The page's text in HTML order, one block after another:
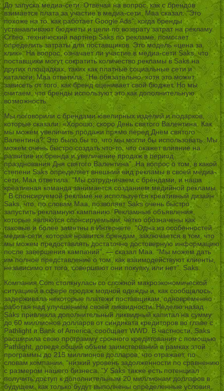
До запуска медиа-сети. Отвечая на вопрос, как с брендов
взимается плата за участие в медиа-сети, Маа сказал: “Это
похоже на то, как работает Google Ads”, когда бренды
устанавливают бюджеты и цели по возврату затрат на рекламу.
Criteo, технический партнер Saks по рекламе, помогает
определить затраты для поставщиков. Это модель «цена за
клик». На вопрос, означает ли участие в медиа-сети Saks, что
поставщики могут сократить количество рекламы в Saks на
других площадках, таких как платные социальные сети и
каталоги, Maa ответила: “Не обязательно, хотя это может
зависеть от того, как бренд оценивает свой бюджет. Но мы
считаем, что бренды используют это как дополнительную
возможность.
Мы поговорили с брендами ювелирных изделий и подарков,
которые сказали: «Хорошо, скоро День святого Валентина. Как
мы можем увеличить продажи прямо перед Днем святого
Валентина?’ Это было бы то, что мы могли бы использовать. Мы
можем очень быстро создать что-то, что окажет влияние на
развитие их бренда и увеличение продаж в период
празднования Дня святого Валентина”. На вопрос о том, в какой
степени Saks определяет внешний вид рекламы в своей медиа-
сети, Маа ответила: “Мы сотрудничаем с брендами, и наша
креативная команда занимается созданием медийной рекламы.
” В спонсируемой рекламе не используется креативный дизайн
Saks, что, по словам Maa, позволяет Saks очень быстро
запустить рекламную кампанию. Рекламные объявления,
которые являются спонсируемыми, четко обозначены как
таковые и более заметны в Интернете. “Одна из особенностей
медиа-сети, которая нравится брендам, заключается в том, что
мы можем предоставлять достаточно достоверную информацию
после завершения кампаний”, — сказал Маа. “Мы можем дать
им полное представление о том, как взаимодействуют клиенты,
независимо от того, совершают они покупку или нет”. Saks.
Компания Com столкнулась со сложной макроэкономической
ситуацией в сфере продаж модной одежды и, как сообщалось,
задерживала некоторые платежи поставщикам, одновременно
работая над улучшением своей ликвидности. Неделю назад
Saks привлекла дополнительный ликвидный капитал на сумму
до 60 миллионов долларов от синдиката кредиторов во главе с
Pathlight и Bank of America, сообщает WWD. В частности, Saks
расширила свою программу срочного кредитования с помощью
Pathlight, доведя общий объем заимствований в рамках этой
программы до 215 миллионов долларов, что отражает, по
словам компании, “низкий уровень задолженности по сравнению
с размером нашего бизнеса. ”У Saks также есть потенциал
получить доступ к дополнительным 20 миллионам долларов в
будущем, как только будут выполнены определенные условия.